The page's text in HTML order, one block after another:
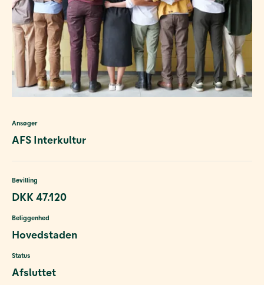
Ansøger
AFS Interkultur
Bevilling
DKK 47.120
Beliggenhed
Hovedstaden
Status
Afsluttet